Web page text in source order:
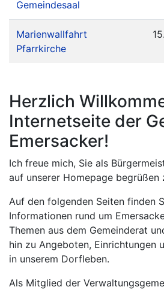
Gemeindesaal
Marienwallfahrt
Pfarrkirche
Herzlich
Internetseite der
Emersacker!
Ich freue mich, Sie als
auf unserer Homepage begrüßen
Auf den folgenden Seiten finden
Informationen rund um
Themen aus dem Gemeinderat
hin zu Angeboten, Einrichtungen
in unserem Dorfleben.
Als Mitglied der